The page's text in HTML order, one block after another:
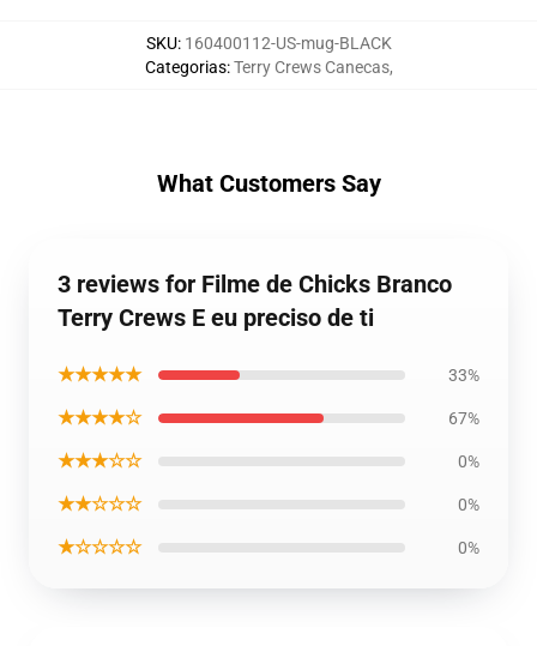
SKU: 160400112-US-mug-BLACK
Categorias:Terry Crews Canecas,
What Customers Say
3 reviews for Filme de Chicks Branco
Terry Crews E eu preciso de ti
★★★★★ 33%
★★★★☆ 67%
★★★☆☆ 0%
★★☆☆☆ 0%
★☆☆☆☆ 0%